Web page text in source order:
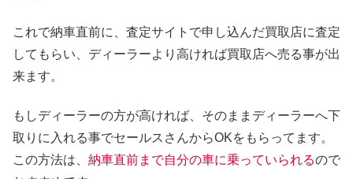
これで納車直前に、査定サイトで申し込んだ買取店に査定
してもらい、ディーラーより高ければ買取店へ売る事が出
来ます。
もしディーラーの方が高ければ、そのままディーラーへ下
取りに入れる事でセールスさんからOKをもらってます。
この方法は、 納車直前まで自分の車に乗っていられるので